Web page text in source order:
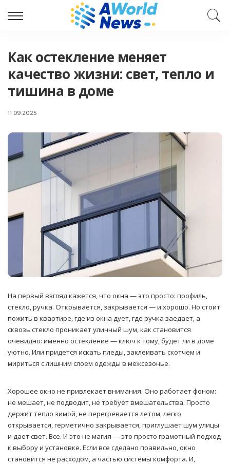
Как остекление меняет
качество жизни: свет, тепло и
тишина в доме
11.09.2025
На первый взгляд кажется, что окна — это просто: профиль,
стекло, ручка. Открывается, закрывается — и хорошо. Но стоит
пожить в квартире, где из окна дует, где ручка заедает, а
сквозь стекло проникает уличный шум, как становится
очевидно: именно остекление — ключ к тому, будет ли в доме
уютно. Или придется искать пледы, заклеивать скотчем и
мириться с лишним слоем одежды в межсезонье.
Хорошее окно не привлекает внимания. Оно работает фоном:
не мешает, не подводит, не требует вмешательства. Просто
держит тепло зимой, не перегревается летом, легко
открывается, герметично закрывается, приглушает шум улицы
и дает свет. Все. И это не магия — это просто грамотный подход
к выбору и установке. Если все сделано правильно, окно
становится не расходом, а частью системы комфорта. И,